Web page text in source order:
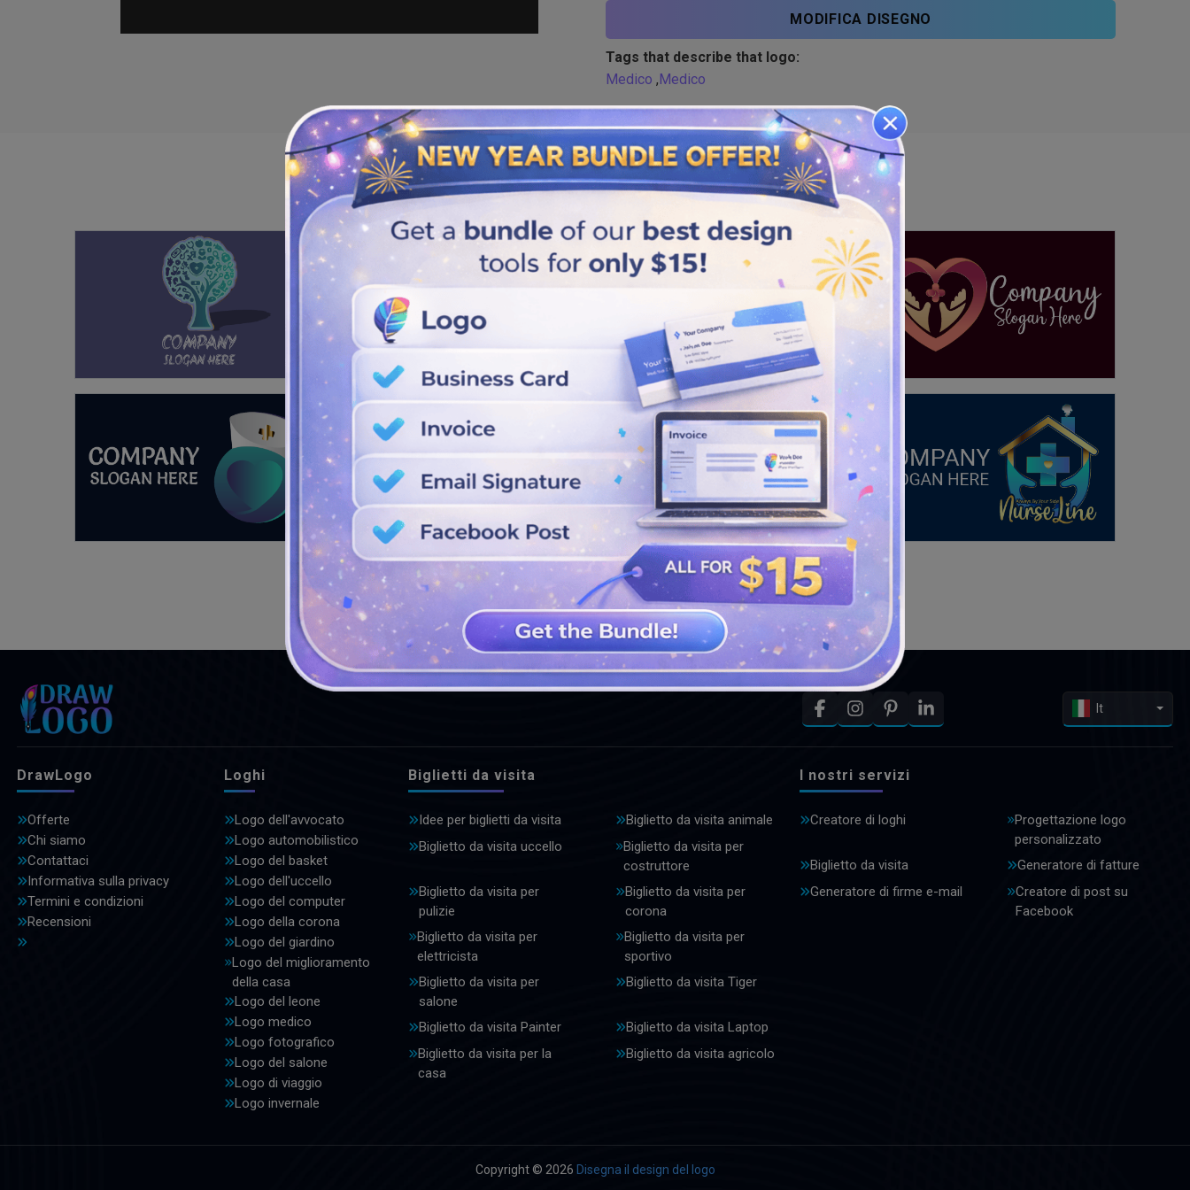
MODIFICA DISEGNO
Tags that describe that logo:
Medico ,Medico
Similar logos
GUARDA PIÙ DISEGNI
It
DrawLogo
Offerte
Chi siamo
Contattaci
Informativa sulla privacy
Termini e condizioni
Recensioni
Loghi
Logo dell'avvocato
Logo automobilistico
Logo del basket
Logo dell'uccello
Logo del computer
Logo della corona
Logo del giardino
Logo del miglioramento
della casa
Logo del leone
Logo medico
Logo fotografico
Logo del salone
Logo di viaggio
Logo invernale
Biglietti da visita
Idee per biglietti da visita
Biglietto da visita animale
Biglietto da visita uccello
Biglietto da visita per
costruttore
Biglietto da visita per
pulizie
Biglietto da visita per
corona
Biglietto da visita per
elettricista
Biglietto da visita per
sportivo
Biglietto da visita per
salone
Biglietto da visita Tiger
Biglietto da visita Painter
Biglietto da visita Laptop
Biglietto da visita per la
casa
Biglietto da visita agricolo
I nostri servizi
Creatore di loghi
Progettazione logo
personalizzato
Biglietto da visita
Generatore di fatture
Generatore di firme e-mail
Creatore di post su
Facebook
Copyright © 2026 Disegna il design del logo